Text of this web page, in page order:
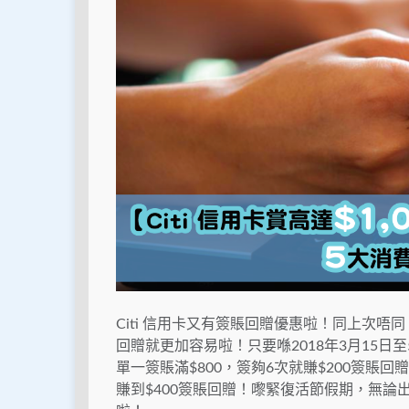
Citi 信用卡又有簽賬回贈優惠啦！同上次唔
回贈就更加容易啦！只要喺2018年3月15日
單一簽賬滿$800，簽夠6次就賺$200簽賬回
賺到$400簽賬回贈！嚟緊復活節假期，無論